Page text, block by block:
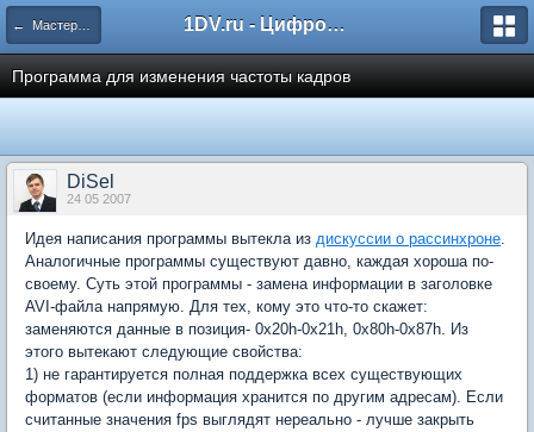
← Мастерская программиста 1DV.ru - Цифровое видео
Программа для изменения частоты кадров
DiSel
24 05 2007
Идея написания программы вытекла из дискуссии о рассинхроне.
Аналогичные программы существуют давно, каждая хороша по-
своему. Суть этой программы - замена информации в заголовке
AVI-файла напрямую. Для тех, кому это что-то скажет:
заменяются данные в позиция- 0x20h-0x21h, 0x80h-0x87h. Из
этого вытекают следующие свойства:
1) не гарантируется полная поддержка всех существующих
форматов (если информация хранится по другим адресам). Если
считанные значения fps выглядят нереально - лучше закрыть